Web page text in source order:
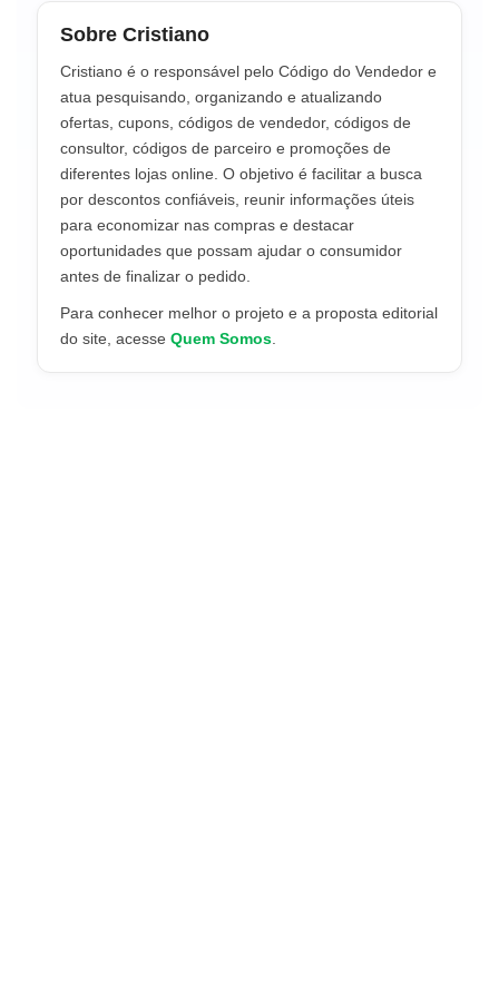
Sobre Cristiano
Cristiano é o responsável pelo Código do Vendedor e
atua pesquisando, organizando e atualizando
ofertas, cupons, códigos de vendedor, códigos de
consultor, códigos de parceiro e promoções de
diferentes lojas online. O objetivo é facilitar a busca
por descontos confiáveis, reunir informações úteis
para economizar nas compras e destacar
oportunidades que possam ajudar o consumidor
antes de finalizar o pedido.
Para conhecer melhor o projeto e a proposta editorial
do site, acesse Quem Somos